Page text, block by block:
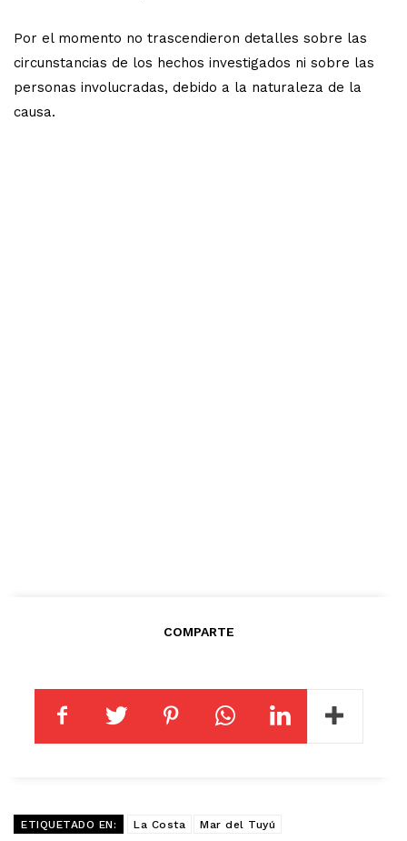
Por el momento no trascendieron detalles sobre las
circunstancias de los hechos investigados ni sobre las
personas involucradas, debido a la naturaleza de la
causa.
COMPARTE
ETIQUETADO EN: La Costa Mar del Tuyú